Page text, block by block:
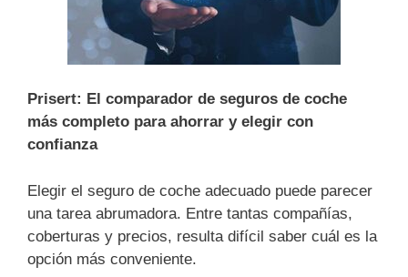
Prisert: El comparador de seguros de coche
más completo para ahorrar y elegir con
confianza
Elegir el seguro de coche adecuado puede parecer
una tarea abrumadora. Entre tantas compañías,
coberturas y precios, resulta difícil saber cuál es la
opción más conveniente.